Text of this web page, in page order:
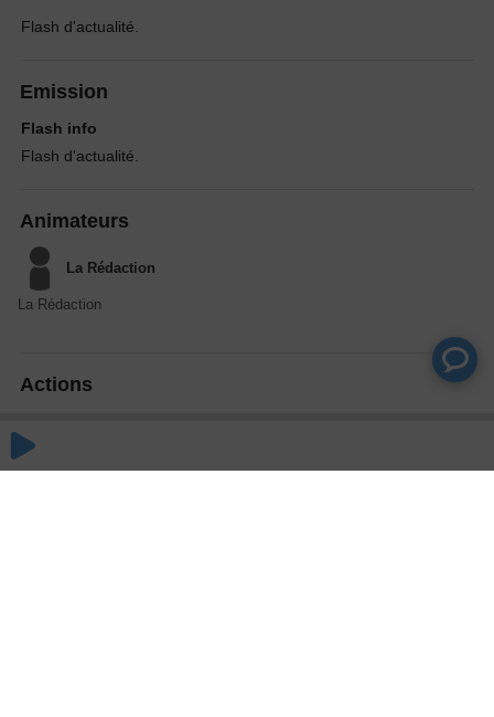
Flash d'actualité.
Emission
Flash info
Flash d'actualité.
Animateurs
La Rédaction
La Rédaction
Actions